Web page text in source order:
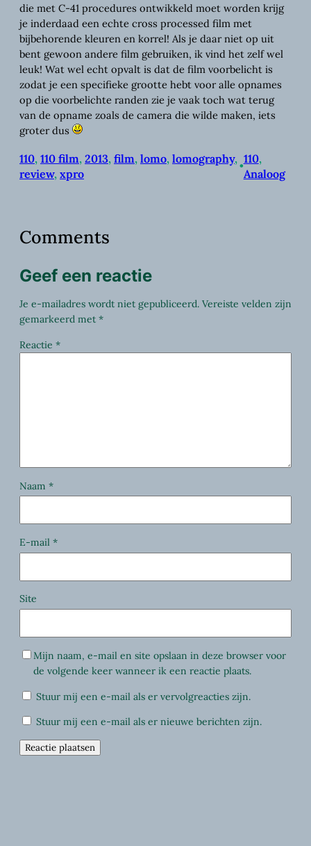
die met C-41 procedures ontwikkeld moet worden krijg
je inderdaad een echte cross processed film met
bijbehorende kleuren en korrel! Als je daar niet op uit
bent gewoon andere film gebruiken, ik vind het zelf wel
leuk! Wat wel echt opvalt is dat de film voorbelicht is
zodat je een specifieke grootte hebt voor alle opnames
op die voorbelichte randen zie je vaak toch wat terug
van de opname zoals de camera die wilde maken, iets
groter dus
110, 110 film, 2013, film, lomo, lomography
review, xpro
•
110 ,
Analoog
Comments
Geef een reactie
Je e-mailadres wordt niet gepubliceerd. Vereiste velden zijn
gemarkeerd met *
Reactie *
Naam *
E-mail *
Site
Mijn naam, e-mail en site opslaan in deze browser voor
de volgende keer wanneer ik een reactie plaats.
Stuur mij een e-mail als er vervolgreacties zijn.
Stuur mij een e-mail als er nieuwe berichten zijn.